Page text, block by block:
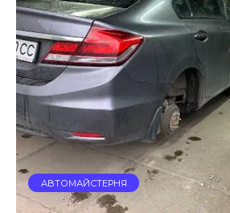
АВТОМАЙСТЕРНЯ